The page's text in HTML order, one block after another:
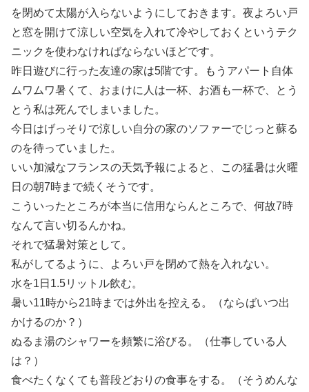
を閉めて太陽が入らないようにしておきます。夜よろい戸
と窓を開けて涼しい空気を入れて冷やしておくというテク
ニックを使わなければならないほどです。
昨日遊びに行った友達の家は5階です。もうアパート自体
ムワムワ暑くて、おまけに人は一杯、お酒も一杯で、とう
とう私は死んでしまいました。
今日はげっそりで涼しい自分の家のソファーでじっと蘇る
のを待っていました。
いい加減なフランスの天気予報によると、この猛暑は火曜
日の朝7時まで続くそうです。
こういったところが本当に信用ならんところで、何故7時
なんて言い切るんかね。
それで猛暑対策として。
私がしてるように、よろい戸を閉めて熱を入れない。
水を1日1.5リットル飲む。
暑い11時から21時までは外出を控える。（ならばいつ出
かけるのか？）
ぬるま湯のシャワーを頻繁に浴びる。（仕事している人
は？）
食べたくなくても普段どおりの食事をする。（そうめんな